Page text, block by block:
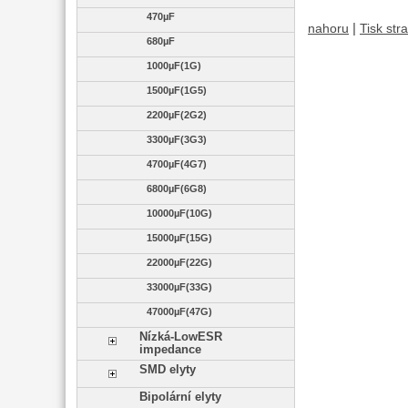
nahoru Tisk
470µF
680µF
1000µF(1G)
1500µF(1G5)
2200µF(2G2)
3300µF(3G3)
4700µF(4G7)
6800µF(6G8)
10000µF(10G)
15000µF(15G)
22000µF(22G)
33000µF(33G)
47000µF(47G)
Nízká-LowESR
impedance
SMD elyty
Bipolární elyty